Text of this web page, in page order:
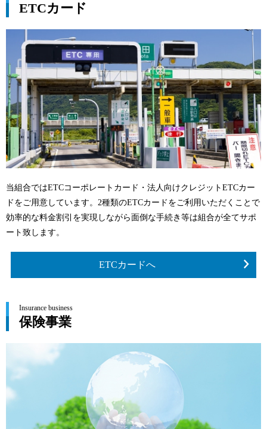
ETCカード
当組合ではETCコーポレートカード・法人向けクレジットETCカー
ドをご用意しています。2種類のETCカードをご利用いただくことで
効率的な料金割引を実現しながら面倒な手続き等は組合が全てサポ
ート致します。
ETCカードへ
Insurance business
保険事業